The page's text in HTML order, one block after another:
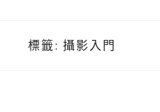
標籤: 攝影入門